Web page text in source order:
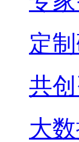
定
共
大